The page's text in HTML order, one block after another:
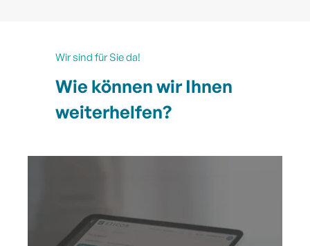
Wir sind für Sie da!
Wie können wir Ihnen
weiterhelfen?